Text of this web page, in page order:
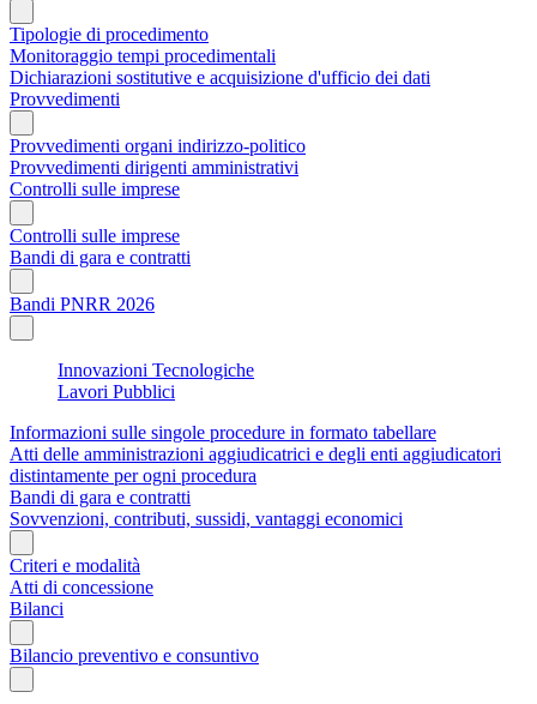
Tipologie di procedimento
Monitoraggio tempi procedimentali
Dichiarazioni sostitutive e acquisizione d'ufficio dei dati
Provvedimenti
Provvedimenti organi indirizzo-politico
Provvedimenti dirigenti amministrativi
Controlli sulle imprese
Controlli sulle imprese
Bandi di gara e contratti
Bandi PNRR 2026
Innovazioni Tecnologiche
Lavori Pubblici
Informazioni sulle singole procedure in formato tabellare
Atti delle amministrazioni aggiudicatrici e degli enti aggiudicatori
distintamente per ogni procedura
Bandi di gara e contratti
Sovvenzioni, contributi, sussidi, vantaggi economici
Criteri e modalità
Atti di concessione
Bilanci
Bilancio preventivo e consuntivo